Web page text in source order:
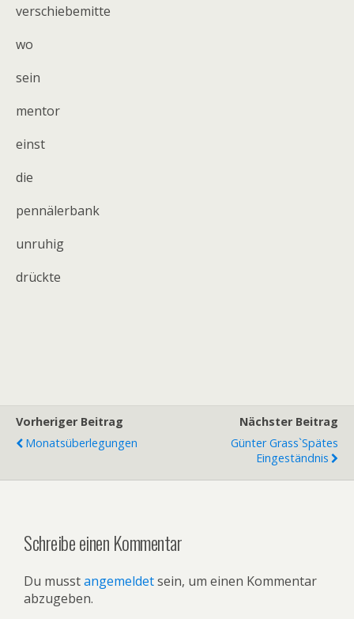
verschiebemitte
wo
sein
mentor
einst
die
pennälerbank
unruhig
drückte
Vorheriger Beitrag
Monatsüberlegungen
Nächster Beitrag
Günter Grass`spätes
Eingeständnis
Schreibe einen Kommentar
Du musstangemeldetsein, um einen Kommentar
abzugeben.